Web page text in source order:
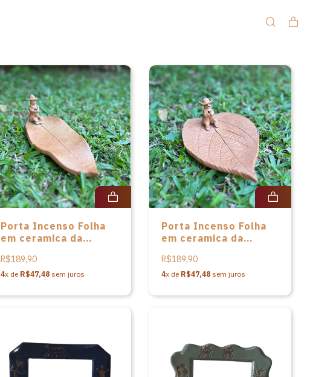
Porta Incenso Folha
em ceramica da
R$189,90
4x de R$47,48 sem juros
Porta Incenso Folha
em ceramica da
R$189,90
4x de R$47,48sem juros